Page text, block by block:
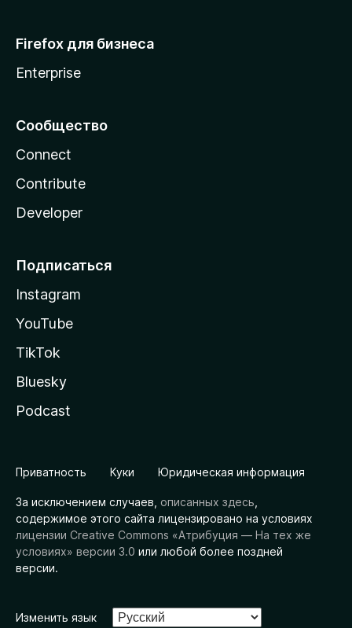
Firefox для бизнеса
Enterprise
Сообщество
Connect
Contribute
Developer
Подписаться
Instagram
YouTube
TikTok
Bluesky
Podcast
Приватность Куки Юридическая информация
За исключением случаев, описанных здесь
содержимое этого сайта лицензировано на условиях
лицензии Creative Commons «Атрибуция — На тех же
условиях» версии 3.0 или любой более поздней
версии.
Изменить язык